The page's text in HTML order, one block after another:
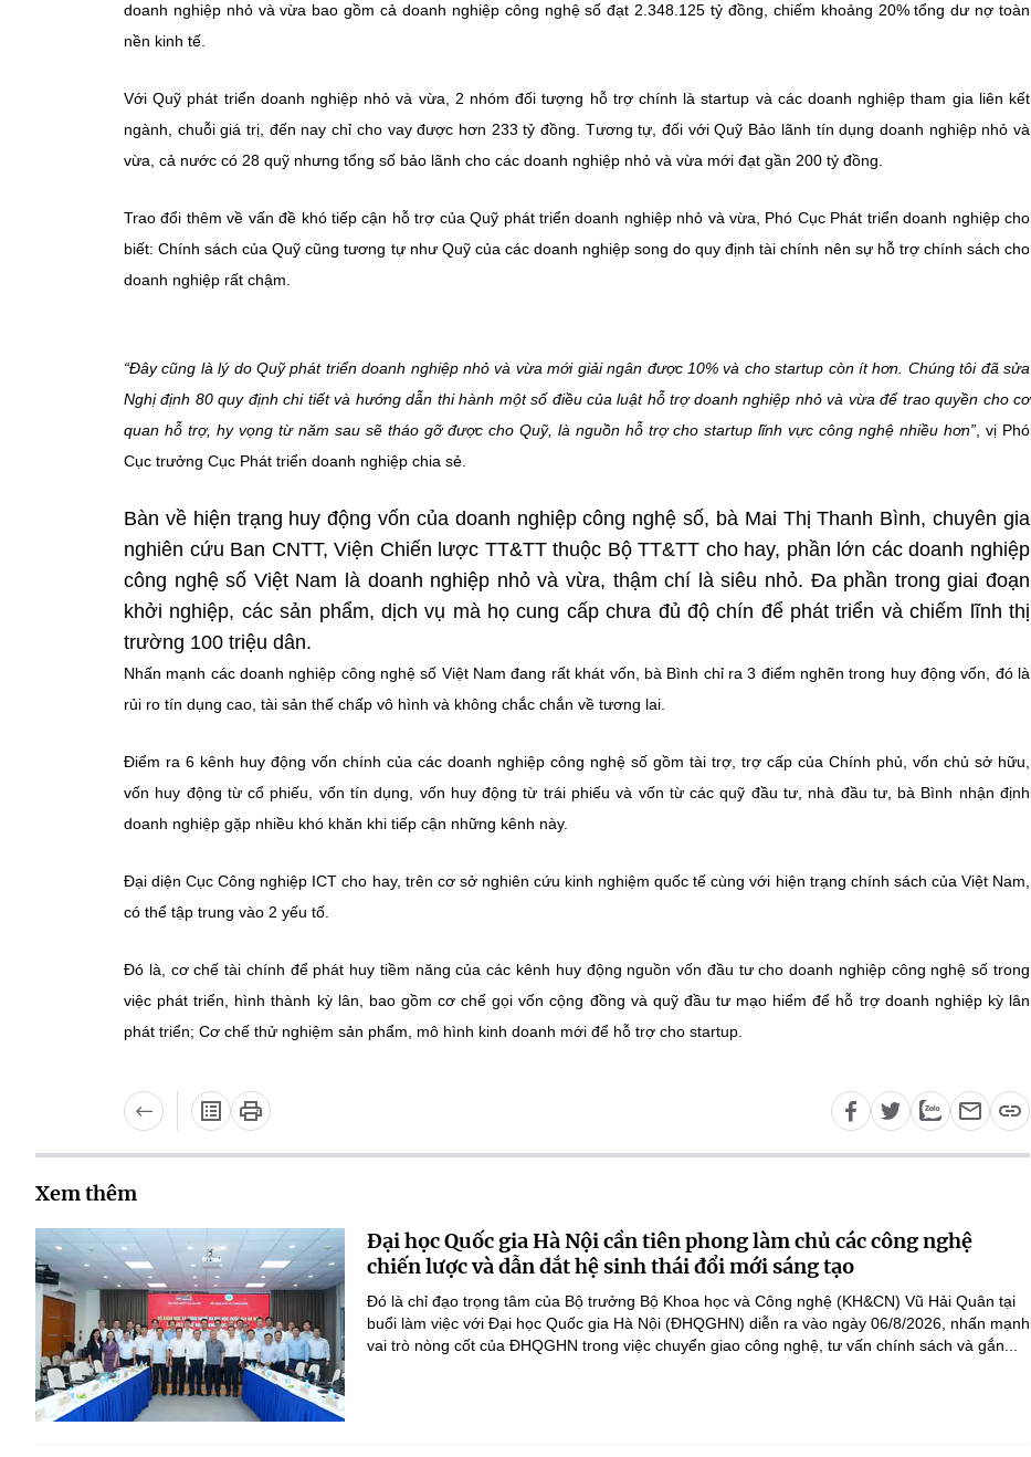
doanh nghiệp nhỏ và vừa bao gồm cả doanh nghiệp công nghệ số đạt 2.348.125 tỷ đồng, chiếm khoảng 20% tổng dư nợ toàn
nền kinh tế.
Với Quỹ phát triển doanh nghiệp nhỏ và vừa, 2 nhóm đối tượng hỗ trợ chính là startup và các doanh nghiệp tham gia liên kết
ngành, chuỗi giá trị, đến nay chỉ cho vay được hơn 233 tỷ đồng. Tương tự, đối với Quỹ Bảo lãnh tín dụng doanh nghiệp nhỏ và
vừa, cả nước có 28 quỹ nhưng tổng số bảo lãnh cho các doanh nghiệp nhỏ và vừa mới đạt gần 200 tỷ đồng.
Trao đổi thêm về vấn đề khó tiếp cận hỗ trợ của Quỹ phát triển doanh nghiệp nhỏ và vừa, Phó Cục Phát triển doanh nghiệp cho
biết: Chính sách của Quỹ cũng tương tự như Quỹ của các doanh nghiệp song do quy định tài chính nên sự hỗ trợ chính sách cho
doanh nghiệp rất chậm.
“Đây cũng là lý do Quỹ phát triển doanh nghiệp nhỏ và vừa mới giải ngân được 10% và cho startup còn ít hơn. Chúng tôi đã sửa
Nghị định 80 quy định chi tiết và hướng dẫn thi hành một số điều của luật hỗ trợ doanh nghiệp nhỏ và vừa để trao quyền cho cơ
quan hỗ trợ, hy vọng từ năm sau sẽ tháo gỡ được cho Quỹ, là nguồn hỗ trợ cho startup lĩnh vực công nghệ nhiều hơn”, vị Phó
Cục trưởng Cục Phát triển doanh nghiệp chia sẻ.
Bàn về hiện trạng huy động vốn của doanh nghiệp công nghệ số, bà Mai Thị Thanh Bình, chuyên gia
nghiên cứu Ban CNTT, Viện Chiến lược TT&TT thuộc Bộ TT&TT cho hay, phần lớn các doanh nghiệp
công nghệ số Việt Nam là doanh nghiệp nhỏ và vừa, thậm chí là siêu nhỏ. Đa phần trong giai đoạn
khởi nghiệp, các sản phẩm, dịch vụ mà họ cung cấp chưa đủ độ chín để phát triển và chiếm lĩnh thị
trường 100 triệu dân.
Nhấn mạnh các doanh nghiệp công nghệ số Việt Nam đang rất khát vốn, bà Bình chỉ ra 3 điểm nghẽn trong huy động vốn, đó là
rủi ro tín dụng cao, tài sản thế chấp vô hình và không chắc chắn về tương lai.
Điểm ra 6 kênh huy động vốn chính của các doanh nghiệp công nghệ số gồm tài trợ, trợ cấp của Chính phủ, vốn chủ sở hữu,
vốn huy động từ cổ phiếu, vốn tín dụng, vốn huy động từ trái phiếu và vốn từ các quỹ đầu tư, nhà đầu tư, bà Bình nhận định
doanh nghiệp gặp nhiều khó khăn khi tiếp cận những kênh này.
Đại diện Cục Công nghiệp ICT cho hay, trên cơ sở nghiên cứu kinh nghiệm quốc tế cùng với hiện trạng chính sách của Việt Nam,
có thể tập trung vào 2 yếu tố.
Đó là, cơ chế tài chính để phát huy tiềm năng của các kênh huy động nguồn vốn đầu tư cho doanh nghiệp công nghệ số trong
việc phát triển, hình thành kỳ lân, bao gồm cơ chế gọi vốn cộng đồng và quỹ đầu tư mạo hiểm để hỗ trợ doanh nghiệp kỳ lân
phát triển; Cơ chế thử nghiệm sản phẩm, mô hình kinh doanh mới để hỗ trợ cho startup.
Xem thêm
Đại học Quốc gia Hà Nội cần tiên phong làm chủ các công nghệ
chiến lược và dẫn dắt hệ sinh thái đổi mới sáng tạo
Đó là chỉ đạo trọng tâm của Bộ trưởng Bộ Khoa học và Công nghệ (KH&CN) Vũ Hải Quân tại
buổi làm việc với Đại học Quốc gia Hà Nội (ĐHQGHN) diễn ra vào ngày 06/8/2026, nhấn mạnh
vai trò nòng cốt của ĐHQGHN trong việc chuyển giao công nghệ, tư vấn chính sách và gắn...